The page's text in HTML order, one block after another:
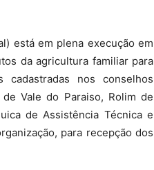
está em plena execução em
da agricultura familiar para
cadastradas nos conselhos
Vale do Paraiso, Rolim de
de Assistência Técnica e
para recepção dos